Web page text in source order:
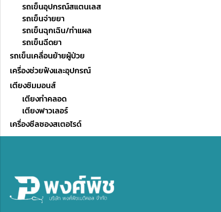
รถเข็นอุปกรณ์สแตนเลส
รถเข็นจ่ายยา
รถเข็นฉุกเฉิน/ทำแผล
รถเข็นฉีดยา
รถเข็นเคลื่อนย้ายผู้ป่วย
เครื่องช่วยฟังและอุปกรณ์
เตียงซิมมอนส์
เตียงทำคลอด
เตียงฟาวเลอร์
เครื่องซีลซองสเตอไรด์